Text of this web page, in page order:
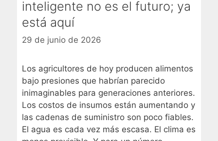
inteligente no es el futuro; ya
está aquí
29 de junio de 2026
Los agricultores de hoy producen alimentos
bajo presiones que habrían parecido
inimaginables para generaciones anteriores.
Los costos de insumos están aumentando y
las cadenas de suministro son poco fiables.
El agua es cada vez más escasa. El clima es